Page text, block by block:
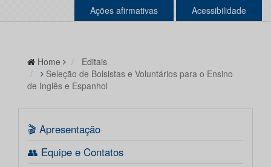
Ações afirmativas Acessibilidade
Home
Editais
Seleção de Bolsistas e Voluntários para o Ensino
de Inglês e Espanhol
🎬 Apresentação
👥 Equipe e Contatos